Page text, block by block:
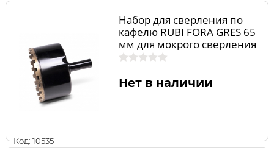
Код: 10535
Набор для сверления по
кафелю RUBI FORA GRES 65
мм для мокрого сверления
04974
Нет в наличии